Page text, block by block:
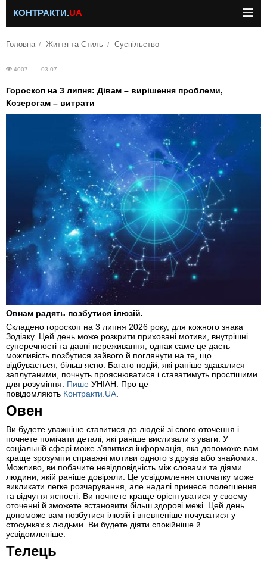
КОНТРАКТИ.UA
Головна Життя та Стиль Суспільство
4007 — 03.07
Гороскоп на 3 липня: Дівам – вирішення проблеми,
Козерогам – витрати
Овнам радять позбутися ілюзій.
Складено гороскоп на 3 липня 2026 року, для кожного знака
Зодіаку. Цей день може розкрити приховані мотиви, внутрішні
суперечності та давні переживання, однак саме це дасть
можливість позбутися зайвого й поглянути на те, що
відбувається, більш ясно. Багато подій, які раніше здавалися
заплутаними, почнуть прояснюватися і ставатимуть простішими
для розуміння. Пише УНІАН. Про це
повідомляють Контракти.UA
Овен
Ви будете уважніше ставитися до людей зі свого оточення і
почнете помічати деталі, які раніше вислизали з уваги. У
соціальній сфері може з’явитися інформація, яка допоможе вам
краще зрозуміти справжні мотиви одного з друзів або знайомих.
Можливо, ви побачите невідповідність між словами та діями
людини, якій раніше довіряли. Це усвідомлення спочатку може
викликати легке розчарування, але надалі принесе полегшення
та відчуття ясності. Ви почнете краще орієнтуватися у своєму
оточенні й зможете встановити більш здорові межі. Цей день
допоможе вам позбутися ілюзій і впевненіше почуватися у
стосунках з людьми. Ви будете діяти спокійніше й
усвідомленіше.
Телець